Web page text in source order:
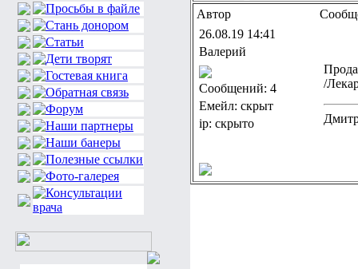
Автор
26.08.19 14:41
Валерий
Сообщений: 4
Емейл: скрыт
ip: скрыто
/